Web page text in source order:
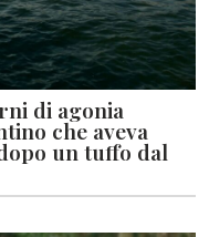
di agonia
che aveva
un tuffo dal